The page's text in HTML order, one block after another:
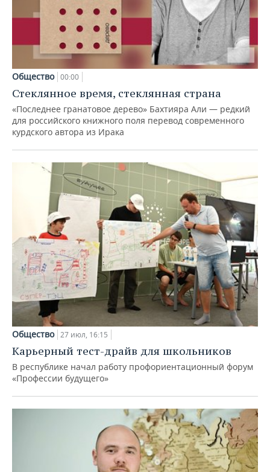
Общество 00:00
Стеклянное время, стеклянная страна
«Последнее гранатовое дерево» Бахтияра Али — редкий
для российского книжного поля перевод современного
курдского автора из Ирака
Общество 27 июл, 16:15
Карьерный тест-драйв для школьников
В республике начал работу профориентационный форум
«Профессии будущего»